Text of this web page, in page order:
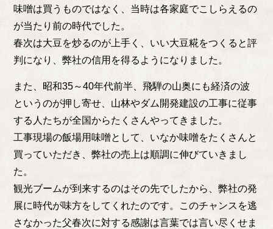
味噌は買うものではなく、当時は各家庭でこしらえるの
が当たり前の時代でした。
春次は大豆を炒るのが上手く、いい大豆糀をつくると評
判になり、弊社の信用を得るようになりました。
また、昭和35～40年代前半、飛騨の山奥にも経済の波
というのが押し寄せ、山林やダム開発建設の工事に従事
する人たちが全国からたくさんやってきました。
工事現場の飯場用味噌として、いなか味噌をたくさんと
買っていただき、弊社の売上は順調に伸びていきまし
た。
観光ブームが到来するのはその先でしたから、弊社の発
展に時代が味方をしてくれたのです。このチャンスを逃
さなかった父春次に対する感謝は言葉では言い尽くせま